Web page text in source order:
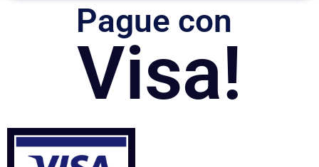
Pague con
Visa!